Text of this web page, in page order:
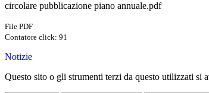
circolare pubblicazione piano annuale.pdf
File PDF
Contatore click: 91
Notizie
Questo sito o gli strumenti terzi da questo utilizzati si